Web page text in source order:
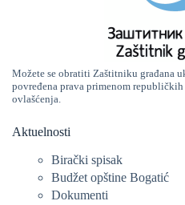
Možete se obratiti Zaštitniku građana
povređena prava primenom
ovlašćenja.
Aktuelnosti
Birački spisak
Budžet opštine Bogatić
Dokumenti